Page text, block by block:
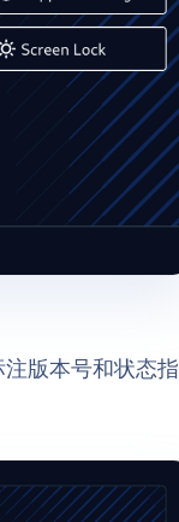
注版本号和状态指